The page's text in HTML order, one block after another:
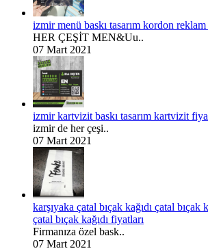
izmir menü baskı tasarım kordon
HER ÇEŞİT MEN&Uu..
07 Mart 2021
izmir kartvizit baskı tasarım kartvizit
izmir de her çeşi..
07 Mart 2021
karşıyaka çatal bıçak kağıdı çatal bıçak
çatal bıçak kağıdı fiyatları
Firmanıza özel bask..
07 Mart 2021